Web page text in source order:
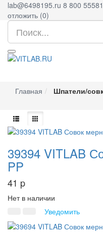
lab@6498195.ru 8 800
отложить (0)
Главная Шпатели/
39394 VITLAB
PP
41 p
Нет в наличии
Уведомить